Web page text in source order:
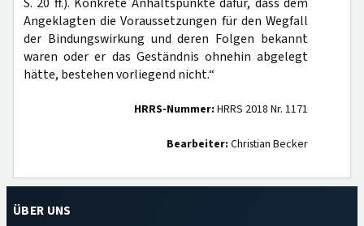
Angeklagten die Voraussetzungen für den Wegfall
der Bindungswirkung und deren Folgen bekannt
waren oder er das Geständnis ohnehin abgelegt
hätte, bestehen vorliegend nicht.“
HRRS-Nummer: HRRS 2018 Nr. 1171
Bearbeiter: Christian Becker
ÜBER UNS